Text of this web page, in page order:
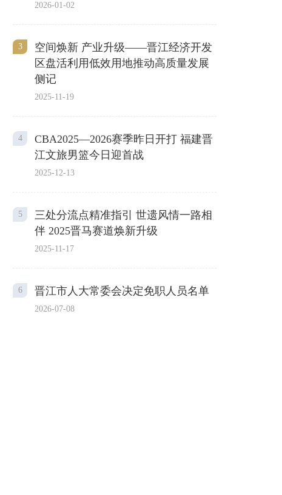
2026-01-02
3
空间焕新 产业升级——晋江经济开发
区盘活利用低效用地推动高质量发展
侧记
2025-11-19
4
CBA2025—2026赛季昨日开打 福建晋
江文旅男篮今日迎首战
2025-12-13
5
三处分流点精准指引 世遗风情一路相
伴 2025晋马赛道焕新升级
2025-11-17
6 晋江市人大常委会决定免职人员名单
2026-07-08